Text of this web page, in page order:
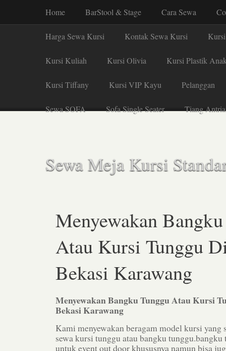
Home BarStool & Stage Cara Sewa
Harga Sewa Kursi Kontak Sewa Kursi
Kursi Kuliah Kursi Olivia Kursi Plastik
Kursi Tiffany Kursi VIP Kayu Pelanggan
Sewa SOFA Sofa Single Seater Tiang
Sewa Meja Kursi
Menyewakan
Atau Kursi Tunggu
Bekasi Karawang
Menyewakan Bangku Tunggu Atau Kursi
Bekasi Karawang
Kami menyewakan beragam model kursi yang
sewa kursi tunggu atau bangku
untuk event out door khususnya namun bisa